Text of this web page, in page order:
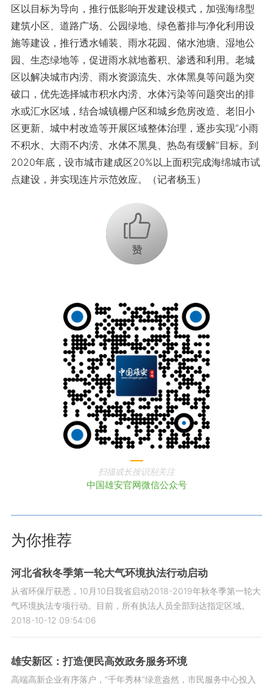
区以目标为导向，推行低影响开发建设模式，加强海绵型
建筑小区、道路广场、公园绿地、绿色蓄排与净化利用设
施等建设，推行透水铺装、雨水花园、储水池塘、湿地公
园、生态绿地等，促进雨水就地蓄积、渗透和利用。老城
区以解决城市内涝、雨水资源流失、水体黑臭等问题为突
破口，优先选择城市积水内涝、水体污染等问题突出的排
水或汇水区域，结合城镇棚户区和城乡危房改造、老旧小
区更新、城中村改造等开展区域整体治理，逐步实现“小雨
不积水、大雨不内涝、水体不黑臭、热岛有缓解”目标。到
2020年底，设市城市建成区20%以上面积完成海绵城市试
点建设，并实现连片示范效应。（记者杨玉）
+1
扫描或长按识别关注
中国雄安官网微信公众号
为你推荐
河北省秋冬季第一轮大气环境执法行动启动
从省环保厅获悉，10月10日我省启动2018-2019年秋冬季第一轮大
气环境执法专项行动。目前，所有执法人员全部到达指定区域。
2018-10-12 09:54:06
雄安新区：打造便民高效政务服务环境
高端高新企业有序落户，“千年秀林”绿意盎然，市民服务中心投入